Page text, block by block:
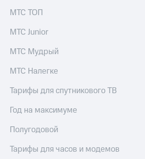
МТС ТОП
МТС Junior
МТС Мудрый
МТС Налегке
Тарифы для спутникового ТВ
Год на максимуме
Полугодовой
Тарифы для часов и модемов